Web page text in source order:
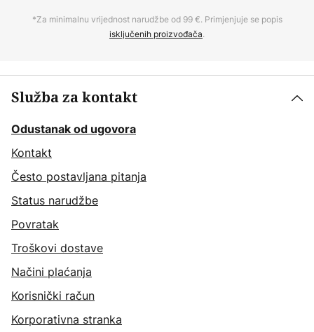
*Za minimalnu vrijednost narudžbe od 99 €. Primjenjuje se popis
isključenih proizvođača.
Služba za kontakt
Odustanak od ugovora
Kontakt
Često postavljana pitanja
Status narudžbe
Povratak
Troškovi dostave
Načini plaćanja
Korisnički račun
Korporativna stranka